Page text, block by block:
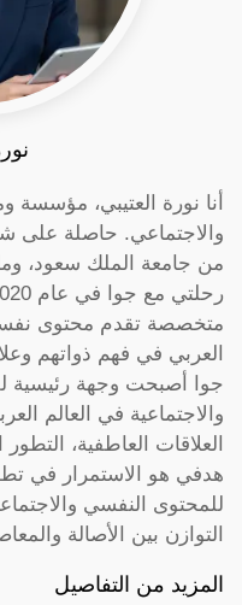
أنا نورة العتيبي،
والاجتماعي. حاصلة على
من جامعة الملك سعود،
متخصصة تقدم محتوى
العربي في فهم ذواتهم
جوا أصبحت وجهة رئيسية
والاجتماعية في العالم
العلاقات العاطفية،
هدفي هو الاستمرار في
للمحتوى النفسي
التوازن بين الأصالة
المزيد من التفاصيل